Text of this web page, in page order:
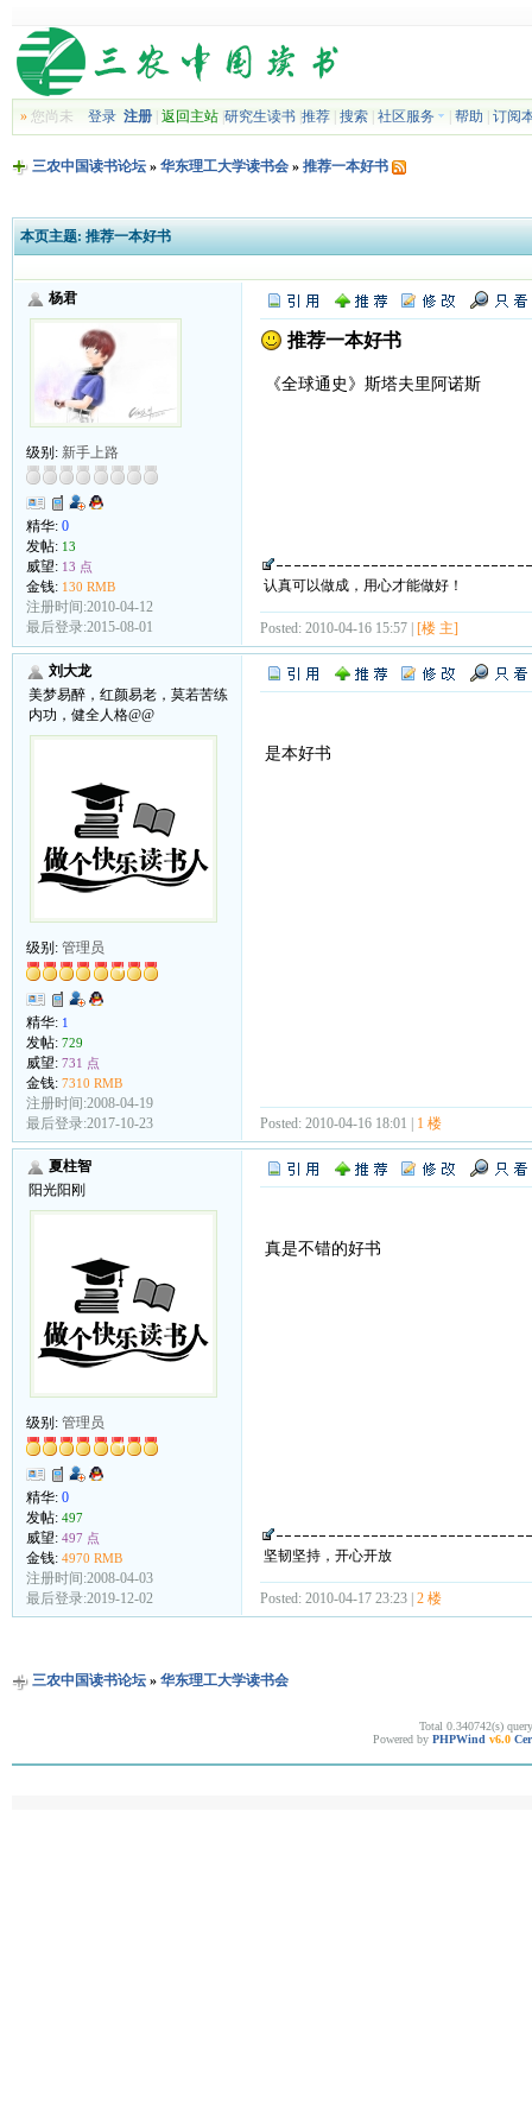
»您尚未 登录 注册| 返回主站| 研究生读书| 推荐| 搜索| 社区服务 帮助 订阅
三农中国读书论坛» 华东理工大学读书会» 推荐一本好书
本页主题: 推荐一本好书
杨君
级别: 新手上路
精华: 0
发帖: 13
威望: 13 点
金钱: 130 RMB
注册时间:2010-04-12
最后登录:2015-08-01
推荐一本好书
《全球通史》斯塔夫里阿诺斯
认真可以做成，用心才能做好！
Posted: 2010-04-16 15:57 | [楼 主]
刘大龙
美梦易醉，红颜易老，莫若苦练
内功，健全人格@@
级别: 管理员
精华: 1
发帖: 729
威望: 731 点
金钱: 7310 RMB
注册时间:2008-04-19
最后登录:2017-10-23
是本好书
Posted: 2010-04-16 18:01 | 1 楼
夏柱智
阳光阳刚
级别: 管理员
精华: 0
发帖: 497
威望: 497 点
金钱: 4970 RMB
注册时间:2008-04-03
最后登录:2019-12-02
真是不错的好书
坚韧坚持，开心开放
Posted: 2010-04-17 23:23 | 2 楼
三农中国读书论坛» 华东理工大学读书会
Total 0.340742(s)
Powered by PHPWind v6.0